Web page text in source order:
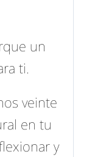
un
ti.
veinte
en tu
y